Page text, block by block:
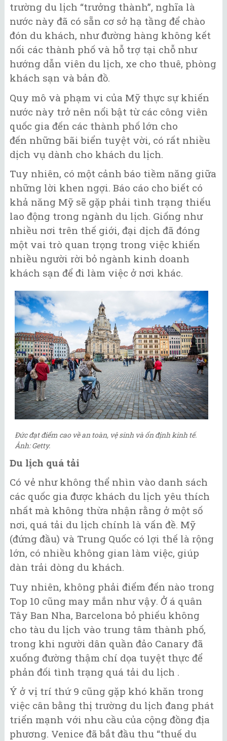
trường du lịch “trưởng thành”, nghĩa là
nước này đã có sẵn cơ sở hạ tầng để chào
đón du khách, như đường hàng không kết
nối các thành phố và hỗ trợ tại chỗ như
hướng dẫn viên du lịch, xe cho thuê, phòng
khách sạn và bản đồ.
Quy mô và phạm vi của Mỹ thực sự khiến
nước này trở nên nổi bật từ các công viên
quốc gia đến các thành phố lớn cho
đến những bãi biển tuyệt vời, có rất nhiều
dịch vụ dành cho khách du lịch.
Tuy nhiên, có một cảnh báo tiềm năng giữa
những lời khen ngợi. Báo cáo cho biết có
khả năng Mỹ sẽ gặp phải tình trạng thiếu
lao động trong ngành du lịch. Giống như
nhiều nơi trên thế giới, đại dịch đã đóng
một vai trò quan trọng trong việc khiến
nhiều người rời bỏ ngành kinh doanh
khách sạn để đi làm việc ở nơi khác.
Đức đạt điểm cao về an toàn, vệ sinh và ổn định kinh tế.
Ảnh: Getty.
Du lịch quá tải
Có vẻ như không thể nhìn vào danh sách
các quốc gia được khách du lịch yêu thích
nhất mà không thừa nhận rằng ở một số
nơi, quá tải du lịch chính là vấn đề. Mỹ
(đứng đầu) và Trung Quốc có lợi thế là rộng
lớn, có nhiều không gian làm việc, giúp
dàn trải dòng du khách.
Tuy nhiên, không phải điểm đến nào trong
Top 10 cũng may mắn như vậy. Ở á quân
Tây Ban Nha, Barcelona bỏ phiếu không
cho tàu du lịch vào trung tâm thành phố,
trong khi người dân quần đảo Canary đã
xuống đường thậm chí dọa tuyệt thực để
phản đối tình trạng quá tải du lịch .
Ý ở vị trí thứ 9 cũng gặp khó khăn trong
việc cân bằng thị trường du lịch đang phát
triển mạnh với nhu cầu của cộng đồng địa
phương. Venice đã bắt đầu thu “thuế du